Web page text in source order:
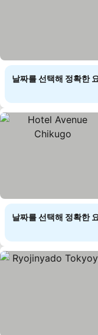
날짜를 선택해 정확한
날짜를 선택해 정확한